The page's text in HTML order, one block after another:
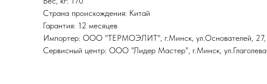
Страна происхождения: Китай
Гарантия: 12 месяцев
Импортер: ООО "ТЕРМОЭЛИТ", г.Минск, ул.Основателей, 27,
Сервисный центр: ООО "Лидер Мастер", г.Минск,